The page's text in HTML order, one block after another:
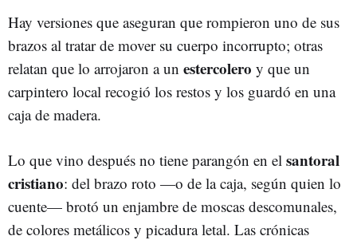
Hay versiones que aseguran que rompieron uno de sus
brazos al tratar de mover su cuerpo incorrupto; otras
relatan que lo arrojaron a un estercolero y que un
carpintero local recogió los restos y los guardó en una
caja de madera.
Lo que vino después no tiene parangón en el santoral
cristiano: del brazo roto —o de la caja, según quien lo
cuente— brotó un enjambre de moscas descomunales,
de colores metálicos y picadura letal. Las crónicas